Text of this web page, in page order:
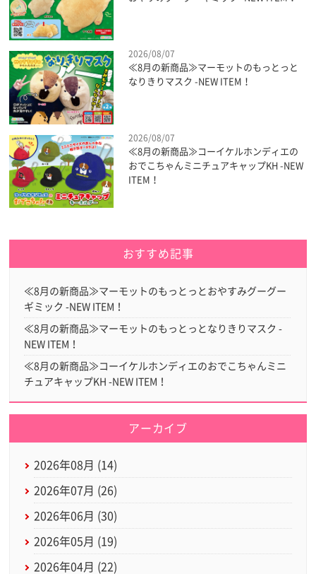
2026/08/07
≪8月の新商品≫マーモットのもっとっと
なりきりマスク -NEW ITEM！
2026/08/07
≪8月の新商品≫コーイケルホンディエの
おでこちゃんミニチュアキャップKH -NEW
ITEM！
おすすめ記事
≪8月の新商品≫マーモットのもっとっとおやすみグーグー
ギミック -NEW ITEM！
≪8月の新商品≫マーモットのもっとっとなりきりマスク -
NEW ITEM！
≪8月の新商品≫コーイケルホンディエのおでこちゃんミニ
チュアキャップKH -NEW ITEM！
アーカイブ
2026年08月 (14)
2026年07月 (26)
2026年06月 (30)
2026年05月 (19)
2026年04月 (22)